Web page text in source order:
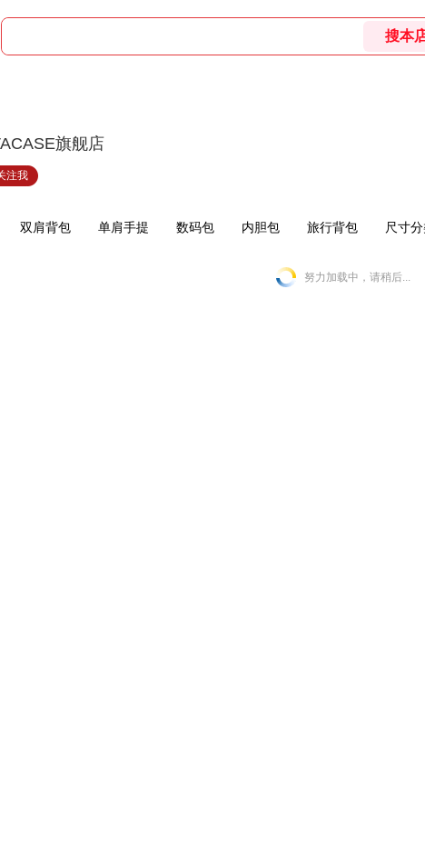
旗舰店
注我
双肩背包 单肩手提 数码包 内胆包 旅行背包 尺寸
努力加载中，请稍后...